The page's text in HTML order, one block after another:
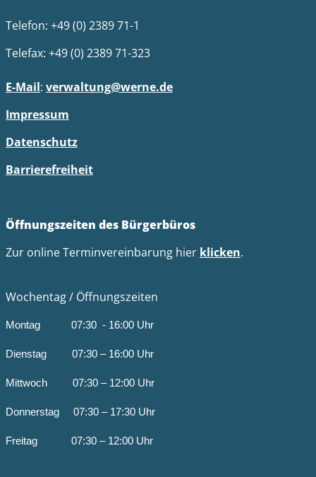
Telefon: +49 (0) 2389 71-1
Telefax: +49 (0) 2389 71-323
E-Mail: verwaltung@werne.de
Impressum
Datenschutz
Barrierefreiheit
Öffnungszeiten des Bürgerbüros
Zur online Terminvereinbarung hier klicken.
Wochentag / Öffnungszeiten
Montag 07:30 - 16:00 Uhr
Dienstag 07:30 – 16:00 Uhr
Mittwoch 07:30 – 12:00 Uhr
Donnerstag 07:30 – 17:30 Uhr
Freitag 07:30 – 12:00 Uhr